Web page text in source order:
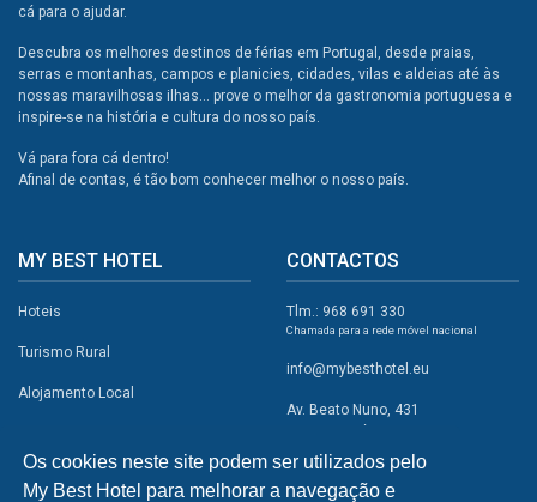
Os cookies neste site podem ser utilizados pelo
My Best Hotel para melhorar a navegação e
cá para o ajudar.
Descubra os melhores destinos de férias em Portugal, desde praias,
serras e montanhas, campos e planicies, cidades, vilas e aldeias até às
nossas maravilhosas ilhas... prove o melhor da gastronomia portuguesa e
inspire-se na história e cultura do nosso país.
Vá para fora cá dentro!
Afinal de contas, é tão bom conhecer melhor o nosso país.
MY BEST HOTEL
Hoteis
Turismo Rural
Alojamento Local
Campismo
CONTACTOS
Tlm.: 968 691 330
Chamada para a rede móvel nacional
info@mybesthotel.eu
Av. Beato Nuno, 431
2495-401 Fátima
REDES SOCIAIS